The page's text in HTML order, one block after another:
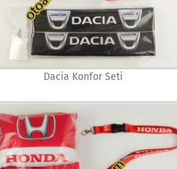
Dacia Konfor Seti